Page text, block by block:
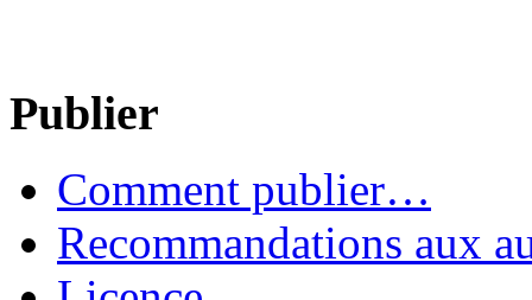
Publier
Comment publier…
Recommandations aux